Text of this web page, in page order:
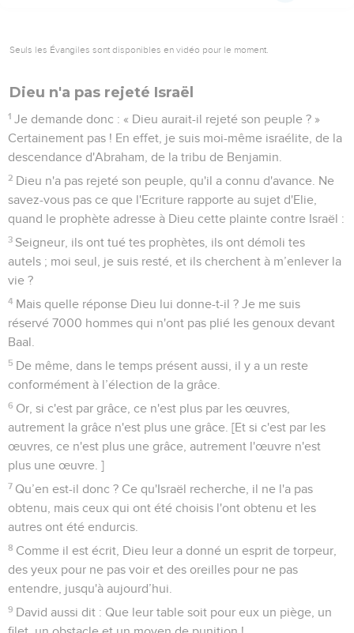
Par la grâce qui m'a été donnée, je dis à chacun de vous de
foi que Dieu lui a donnée.
4 En effet, de même que nous avons plusieurs membres
dans un seul corps et que tous les membres n'ont pas la
même fonction,
5 de même, nous qui sommes plusieurs, nous formons un
seul corps en Christ et nous sommes tous membres les uns
des autres, chacun pour sa part.
6 Nous avons des dons différents, selon la grâce qui nous a
été accordée. Si quelqu’un a le don de prophétie, qu'il
l'exerce en accord avec la foi ;
7 si un autre est appelé à servir, qu'il se consacre à son
service. Que celui qui enseigne se donne à son
enseignement,
8 et celui qui a le don d’encourager à l'encouragement. Que
celui qui donne le fasse avec générosité, celui qui préside,
avec zèle, et que celui qui exerce la bienveillance le fasse
avec joie.
9 Que l'amour soit sans hypocrisie. Ayez le mal en horreur,
attachez-vous au bien.
10 Par amour fraternel soyez pleins d'affection les uns pour
les autres et rivalisez d'estime réciproque.
11
et servez le Seigneur.
12
Réjouissez-vous dans l'espérance et soyez patients dans
la détresse. Persévérez dans la prière.
Pourvoyez aux besoins des saints et exercez l'hospitalité